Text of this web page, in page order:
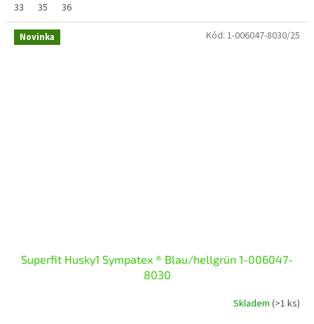
33
35 36
Novinka
Superfit Husky1 Sympatex ® Blau/hellgrün 1-006047-
8030
Skladem (>1 ks)
Kód: 1-006047-8030/25